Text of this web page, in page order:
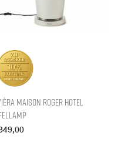
Maison Roger Hotel